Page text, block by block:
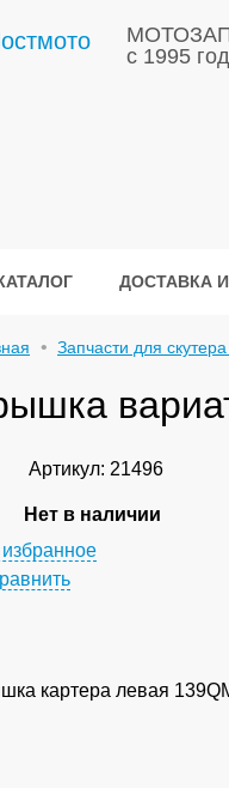
с 1995
ДОСТАВКА
Запчасти для
Артикул: 21496
Нет в наличии
картера левая